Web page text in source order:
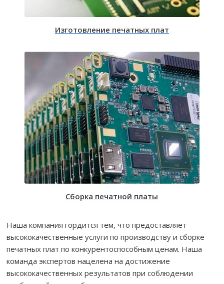
Изготовление печатных плат
Сборка печатной платы
Наша компания гордится тем, что предоставляет
высококачественные услуги по производству и сборке
печатных плат по конкурентоспособным ценам. Наша
команда экспертов нацелена на достижение
высококачественных результатов при соблюдении